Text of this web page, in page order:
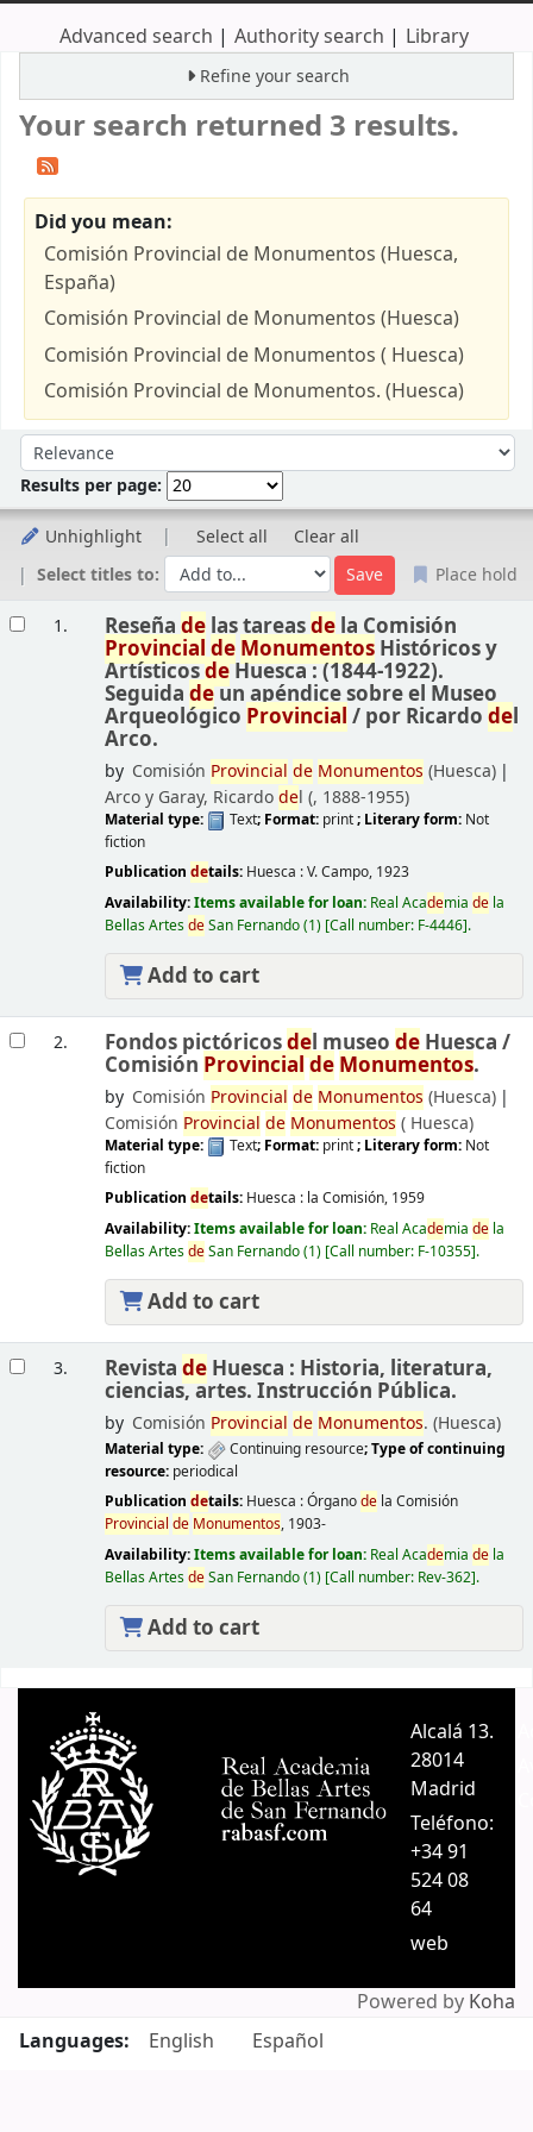
Advanced search Authority search Library
Refine your search
Your search returned 3 results.
Did you mean:
Comisión Provincial de Monumentos (Huesca,
España)
Comisión Provincial de Monumentos (Huesca)
Comisión Provincial de Monumentos ( Huesca)
Comisión Provincial de Monumentos. (Huesca)
Sort by:
Results per page:
Unhighlight Select all
Clear all
Select titles to:
Place hold
1. Reseñadelas tareasdela Comisión
Provincialde MonumentosHistóricos y
ArtísticosdeHuesca : (1844-1922).
Seguida deun apéndice sobre el Museo
Arqueológico Provincial / por Ricardo del
Arco.
by Comisión Provincial de Monumentos (Huesca)
Arco y Garay, Ricardodel (, 1888-1955)
Material type: Text; Format: print; Literary form: Not
fiction
Publication details: Huesca :V. Campo, 1923
Availability:Items available for loan: Real Academia dela
Bellas ArtesdeSan Fernando(1) Call number: F-4446 .
Add to cart
2. Fondos pictóricosdel museodeHuesca /
Comisión Provincialde Monumentos.
by Comisión Provincial de Monumentos (Huesca)
Comisión Provincial de Monumentos (Huesca)
Material type: Text; Format: print; Literary form: Not
fiction
Publication details: Huesca : la Comisión, 1959
Availability:Items available for loan: Real Academia dela
Bellas ArtesdeSan Fernando(1) Call number: F-10355 .
Add to cart
3. Revista deHuesca : Historia, literatura,
ciencias, artes. Instrucción Pública.
by Comisión Provincial de Monumentos. (Huesca)
Material type: Continuing resource; Type of continuing
resource: periodical
Publication details: Huesca :Órganodela Comisión
Provincial de Monumentos, 1903-
Availability:Items available for loan: Real Academia dela
Bellas ArtesdeSan Fernando(1) Call number: Rev-362 .
Add to cart
Alcalá 13.
28014
Madrid
Teléfono:
+34 91
524 08
64
web
Powered by Koha
Languages:
English Español